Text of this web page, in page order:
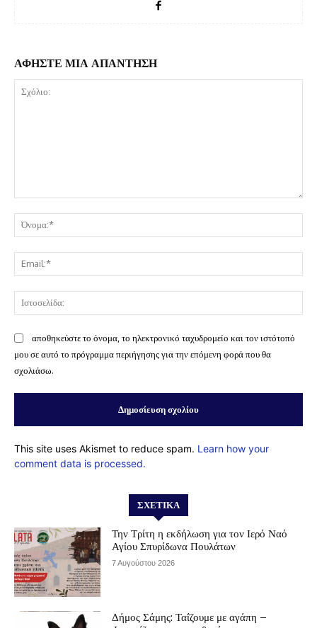
ΑΦΗΣΤΕ ΜΙΑ ΑΠΑΝΤΗΣΗ
αποθηκεύστε το όνομα, το ηλεκτρονικό ταχυδρομείο και τον ιστότοπό
μου σε αυτό το πρόγραμμα περιήγησης για την επόμενη φορά που θα
σχολιάσω.
This site uses Akismet to reduce spam. Learn how your
comment data is processed.
ΣΧΕΤΙΚΆ
Την Τρίτη η εκδήλωση για τον Ιερό Ναό
Αγίου Σπυρίδωνα Πουλάτων
7 Αυγούστου 2026
Δήμος Σάμης: Ταΐζουμε με αγάπη –